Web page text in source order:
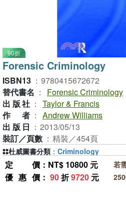
90折
Forensic Criminology
ISBN13 ： 9780415672672
替代書名 ：
Forensic Criminology
出版社 ： Taylor & Francis
作者 ： Andrew Williams
出版日 ： 2013/05/13
裝訂／頁數 ： 精裝／454頁
定價 ：NT$ 10800 元
優惠價 ： 90折9720 元
若
杜威圖書分類 ： Criminology